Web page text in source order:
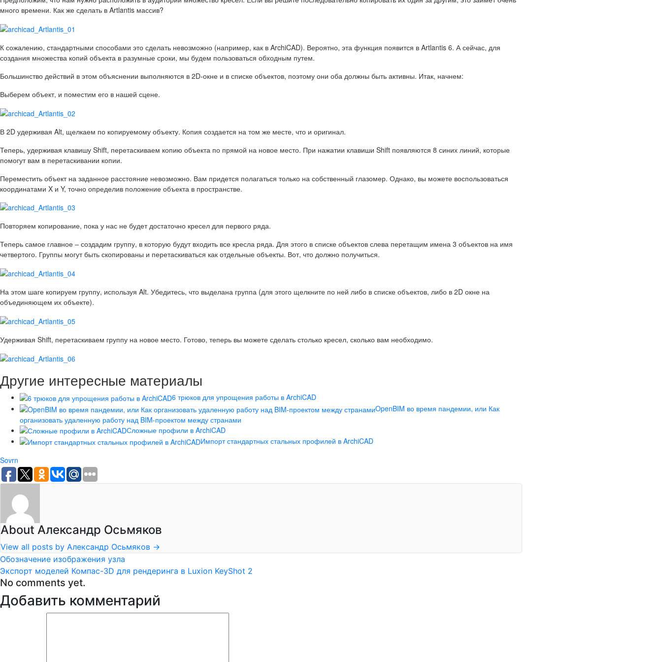
много времени. Как же сделать в Artlantis массив?
К сожалению, стандартными способами это сделать невозможно (например, как в ArchiCAD). Вероятно, эта функция появится в Artlantis 6. А сейчас, для
создания множества копий объекта в разумные сроки, мы будем пользоваться обходным путем.
Большинство действий в этом объяснении выполняются в 2D-окне и в списке объектов, поэтому они оба должны быть активны. Итак, начнем:
Выберем объект, и поместим его в нашей сцене.
В 2D удерживая Alt, щелкаем по копируемому объекту. Копия создается на том же месте, что и оригинал.
Теперь, удерживая клавишу Shift, перетаскиваем копию объекта по прямой на новое место. При нажатии клавиши Shift появляются 8 синих линий, которые
помогут вам в перетаскивании копии.
Переместить объект на заданное расстояние невозможно. Вам придется полагаться только на собственный глазомер. Однако, вы можете воспользоваться
координатами X и Y, точно определив положение объекта в пространстве.
Повторяем копирование, пока у нас не будет достаточно кресел для первого ряда.
Теперь самое главное – создадим группу, в которую будут входить все кресла ряда. Для этого в списке объектов слева перетащим имена 3 объектов на имя
четвертого. Группы могут быть скопированы и перетаскиваться как отдельные объекты. Вот, что должно получиться.
На этом шаге копируем группу, используя Alt. Убедитесь, что выделана группа (для этого щелкните по ней либо в списке объектов, либо в 2D окне на
объединяющем их объекте).
Удерживая Shift, перетаскиваем группу на новое место. Готово, теперь вы можете сделать столько кресел, сколько вам необходимо.
Другие интересные материалы
6 трюков для упрощения работы в ArchiCAD
OpenBIM во время пандемии, или Как
организовать удаленную работу над BIM-проектом между странами
Сложные профили в ArchiCAD
Импорт стандартных стальных профилей в ArchiCAD
Sovrn
About Александр Осьмяков
View all posts by Александр Осьмяков →
Обозначение изображения узла
Экспорт моделей Компас-3D для рендеринга в Luxion KeyShot 2
No comments yet.
Добавить комментарий